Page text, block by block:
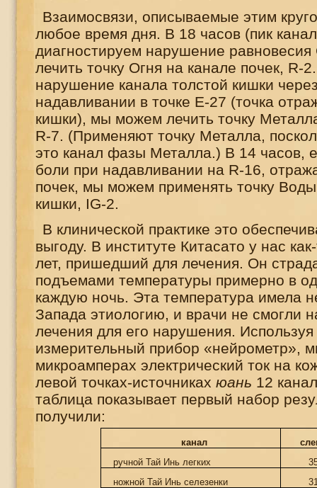
Взаимосвязи, описываемые этим
любое время дня. В 18 часов (пик
диагностируем нарушение
лечить точку Огня на канале почек, R-
нарушение канала толстой кишки
надавливании в точке Е-27 (точка
кишки), мы можем лечить точку
R-7. (Применяют точку Металла,
это канал фазы Металла.) В 14 часов,
боли при надавливании на R-16,
почек, мы можем применять точку
кишки, IG-2.
В клинической практике это
выгоду. В институте Китасато у нас
лет, пришедший для лечения. Он
подъемами температуры примерно в
каждую ночь. Эта температура имела
Запада этиологию, и врачи не смогли
лечения для его нарушения. Используя
измерительный прибор «нейрометр»,
микроамперах электрический ток на
левой точках-источниках юань 12
таблица показывает первый набор
получили:
канал
ручной Тай Инь легких
ножной Тай Инь селезенки